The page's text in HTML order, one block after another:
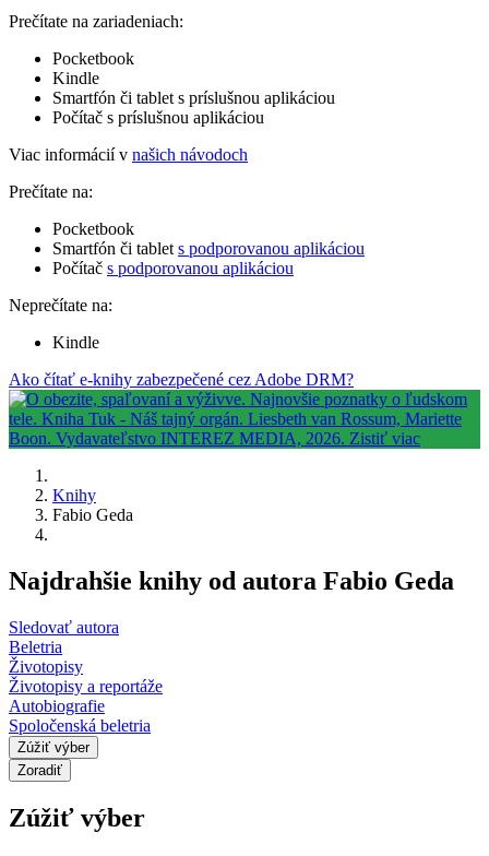
Prečítate na zariadeniach:
Pocketbook
Kindle
Smartfón či tablet s príslušnou aplikáciou
Počítač s príslušnou aplikáciou
Viac informácií v našich návodoch
Prečítate na:
Pocketbook
Smartfón či tablet s podporovanou aplikáciou
Počítač s podporovanou aplikáciou
Neprečítate na:
Kindle
Ako čítať e-knihy zabezpečené cez Adobe DRM?
Knihy
Fabio Geda
Najdrahšie knihy od autora Fabio Geda
Sledovať autora
Beletria
Životopisy
Životopisy a reportáže
Autobiografie
Spoločenská beletria
Zúžiť výber
Zoradiť
Zúžiť výber